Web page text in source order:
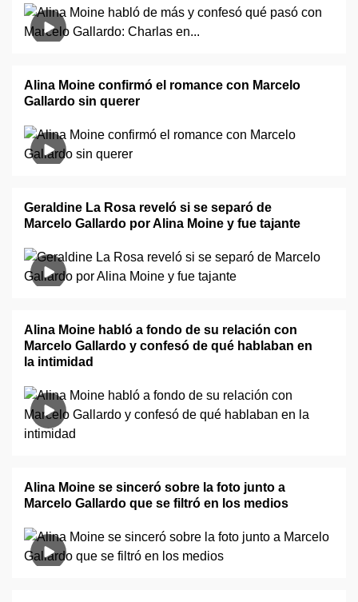
Alina Moine confirmó el romance con Marcelo
Gallardo sin querer
Geraldine La Rosa reveló si se separó de
Marcelo Gallardo por Alina Moine y fue tajante
Alina Moine habló a fondo de su relación con
Marcelo Gallardo y confesó de qué hablaban en
la intimidad
Alina Moine se sinceró sobre la foto junto a
Marcelo Gallardo que se filtró en los medios